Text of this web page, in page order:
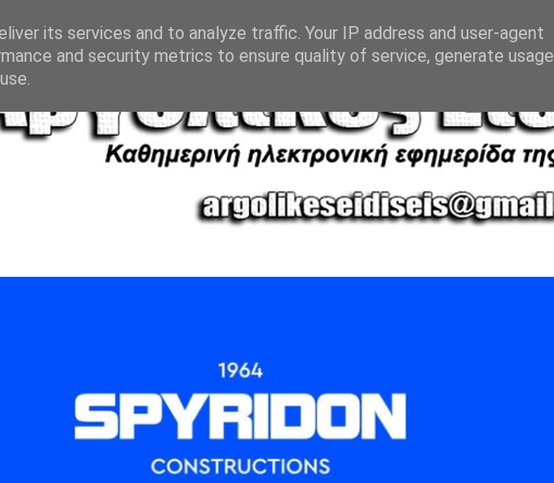
its services and to analyze traffic. Your IP address and user-agent
and security metrics to ensure quality of service, generate usage